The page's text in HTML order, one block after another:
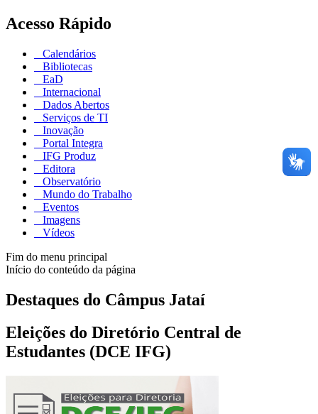
Acesso Rápido
Calendários
Bibliotecas
EaD
Internacional
Dados Abertos
Serviços de TI
Inovação
Portal Integra
IFG Produz
Editora
Observatório
Mundo do Trabalho
Eventos
Imagens
Vídeos
Fim do menu principal
Início do conteúdo da página
Destaques do Câmpus Jataí
Eleições do Diretório Central de
Estudantes (DCE IFG)